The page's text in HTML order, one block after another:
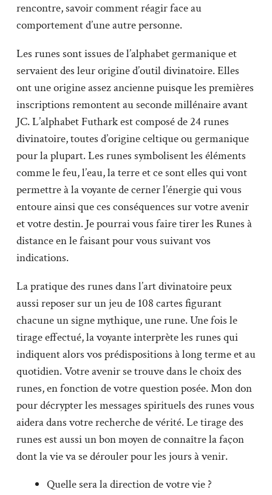
rencontre, savoir comment réagir face au
comportement d’une autre personne.
Les runes sont issues de l’alphabet germanique et
servaient des leur origine d’outil divinatoire. Elles
ont une origine assez ancienne puisque les premières
inscriptions remontent au seconde millénaire avant
JC. L’alphabet Futhark est composé de 24 runes
divinatoire, toutes d’origine celtique ou germanique
pour la plupart. Les runes symbolisent les éléments
comme le feu, l’eau, la terre et ce sont elles qui vont
permettre à la voyante de cerner l’énergie qui vous
entoure ainsi que ces conséquences sur votre avenir
et votre destin. Je pourrai vous faire tirer les Runes à
distance en le faisant pour vous suivant vos
indications.
La pratique des runes dans l’art divinatoire peux
aussi reposer sur un jeu de 108 cartes figurant
chacune un signe mythique, une rune. Une fois le
tirage effectué, la voyante interprète les runes qui
indiquent alors vos prédispositions à long terme et au
quotidien. Votre avenir se trouve dans le choix des
runes, en fonction de votre question posée. Mon don
pour décrypter les messages spirituels des runes vous
aidera dans votre recherche de vérité. Le tirage des
runes est aussi un bon moyen de connaître la façon
dont la vie va se dérouler pour les jours à venir.
Quelle sera la direction de votre vie ?